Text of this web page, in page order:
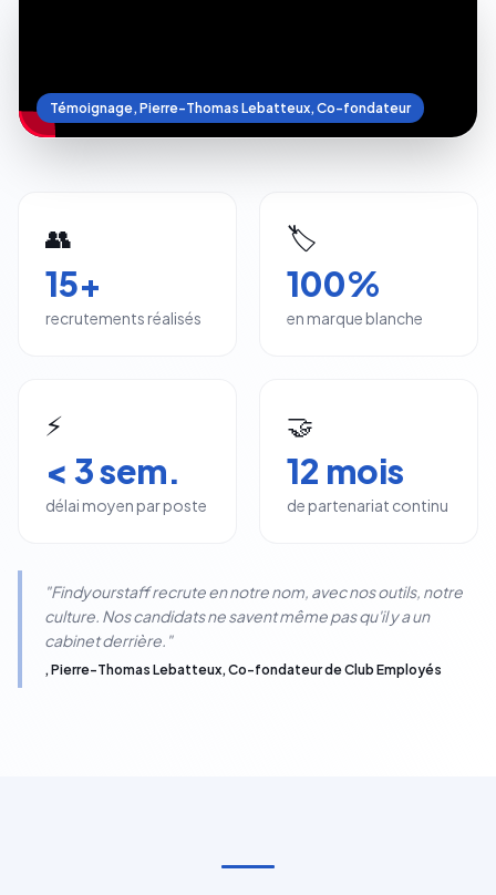
Témoignage, Pierre-Thomas Lebatteux, Co-fondateur
👥
15+
recrutements réalisés
🏷️
100%
en marque blanche
⚡
< 3 sem.
délai moyen par poste
🤝
12 mois
de partenariat continu
"Findyourstaff recrute en notre nom, avec nos outils, notre
culture. Nos candidats ne savent même pas qu'il y a un
cabinet derrière."
, Pierre-Thomas Lebatteux, Co-fondateur de Club Employés